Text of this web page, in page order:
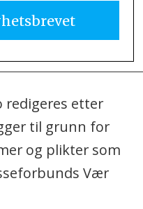
redigeres etter
til grunn for
og plikter som
Vær